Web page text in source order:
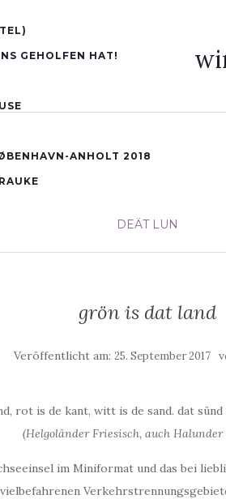
GEHOLFEN HAT!
ANHOLT 2018
DEÄT LUN
grön is dat land
Veröffentlicht am: 25. September 2017
rot is de kant, witt is de sand. dat sünd
(Helgoländer Friesisch, auch
im Miniformat und das bei